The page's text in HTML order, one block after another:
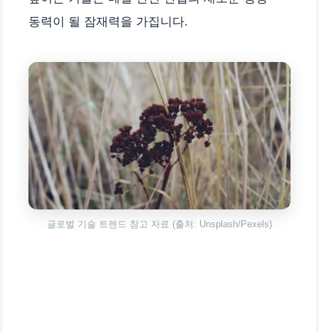
동력이 될 잠재력을 가집니다.
글로벌 기술 트렌드 참고 자료 (출처: Unsplash/Pexels)